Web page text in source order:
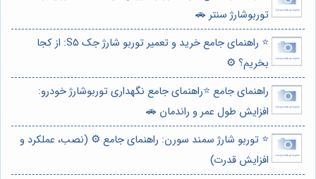
توربوشارژ سنتر 🚗
⭐️ راهنمای جامع خرید و تعمیر توربو شارژ جک S5: از کجا
بخریم؟ ⚙️
راهنمای جامع ⭐️راهنمای جامع نگهداری توربوشارژ خودرو:
افزایش طول عمر و راندمان 🚗
⭐️ توربو شارژ سمند سورن: راهنمای جامع ⚙️ (نصب، عملکرد و
افزایش قدرت)